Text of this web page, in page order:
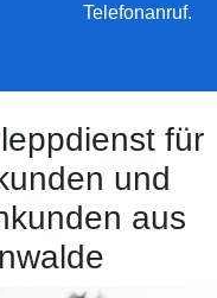
Telefonanruf.
für
und
aus